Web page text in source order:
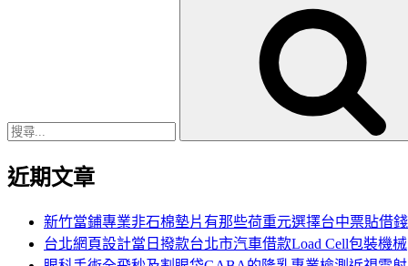
近期文章
新竹當鋪專業非石棉墊片有那些荷重元選擇台中票貼借錢
台北網頁設計當日撥款台北市汽車借款Load Cell包裝機械